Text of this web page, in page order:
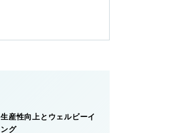
生産性向上とウェルビーイ
ング